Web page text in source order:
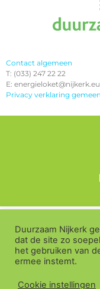
Contact algemeen
T: (033) 247 22 22
E: energieloket@nijkerk.eu
Privacy verklaring
Nijkerkerveen en
Duurzaam Nijkerk
dat de site zo
het gebruiken van
ermee instemt.
Cookie instellingen